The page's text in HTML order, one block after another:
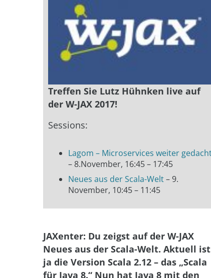
Treffen Sie Lutz Hühnken live auf
der W-JAX 2017!
Sessions:
Lagom – Microservices weiter
– 8.November, 16:45 – 17:45
Neues aus der Scala-Welt– 9.
November, 10:45 – 11:45
JAXenter: Du zeigst auf der W-JAX
Neues aus der Scala-Welt. Aktuell ist
ja die Version Scala 2.12 – das „Scala
für Java 8.“ Nun hat Java 8 mit den